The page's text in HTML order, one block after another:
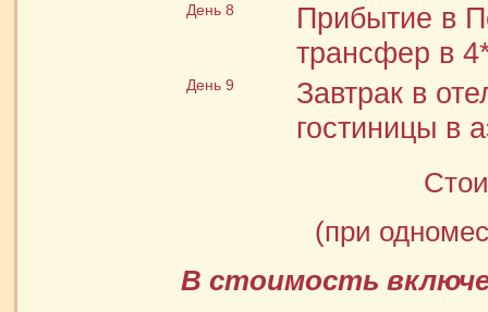
День 8
Прибытие в
трансфер в
День 9
Завтрак в
гостиницы в
(при
В стоимость